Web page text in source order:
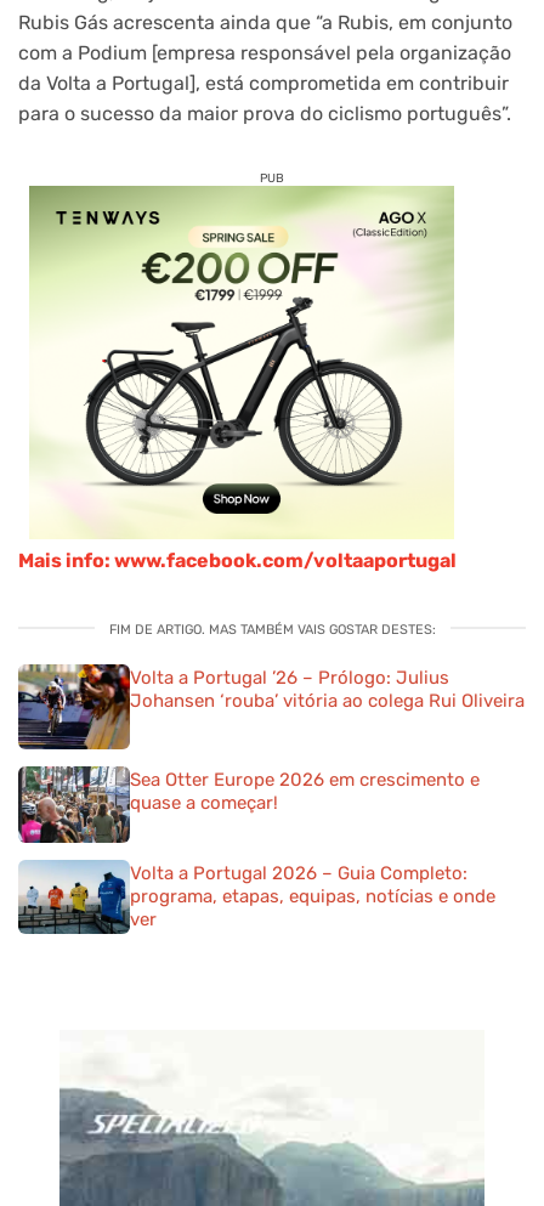
Rubis Gás acrescenta ainda que “a Rubis, em conjunto
com a Podium [empresa responsável pela organização
da Volta a Portugal], está comprometida em contribuir
para o sucesso da maior prova do ciclismo português”.
PUB
Mais info: www.facebook.com/voltaaportugal
FIM DE ARTIGO. MAS TAMBÉM VAIS GOSTAR DESTES:
Volta a Portugal ’26 – Prólogo: Julius
Johansen ‘rouba’ vitória ao colega Rui Oliveira
Sea Otter Europe 2026 em crescimento e
quase a começar!
Volta a Portugal 2026 – Guia Completo:
programa, etapas, equipas, notícias e onde
ver